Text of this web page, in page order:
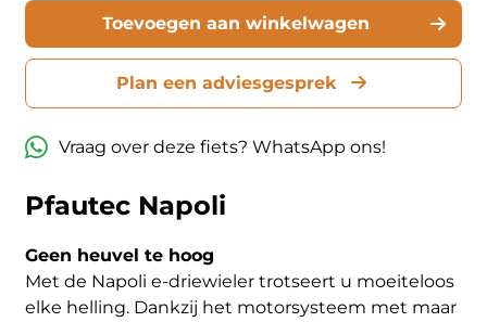
Toevoegen aan winkelwagen
Plan een adviesgesprek
Vraag over deze fiets? WhatsApp ons!
Pfautec Napoli
Geen heuvel te hoog
Met de Napoli e-driewieler trotseert u moeiteloos
elke helling. Dankzij het motorsysteem met maar